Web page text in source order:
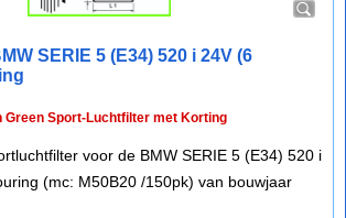
SERIE 5 (E34) 520 i 24V (6
Green Sport-Luchtfilter met Korting
voor de BMW SERIE 5 (E34) 520 i
(mc: M50B20 /150pk) van bouwjaar